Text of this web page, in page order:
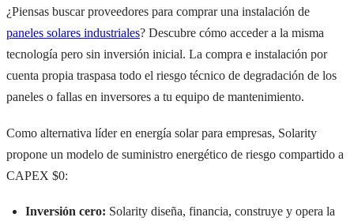
¿Piensas buscar proveedores para comprar una instalación de
paneles solares industriales? Descubre cómo acceder a la misma
tecnología pero sin inversión inicial. La compra e instalación por
cuenta propia traspasa todo el riesgo técnico de degradación de los
paneles o fallas en inversores a tu equipo de mantenimiento.
Como alternativa líder en energía solar para empresas, Solarity
propone un modelo de suministro energético de riesgo compartido a
CAPEX $0:
Inversión cero: Solarity diseña, financia, construye y opera la